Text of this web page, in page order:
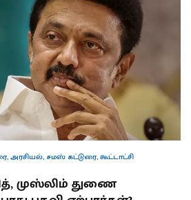
,அரசியல், சமஸ் கட்டுரை,கூட்டாட்சி
முஸ்லிம் துணை